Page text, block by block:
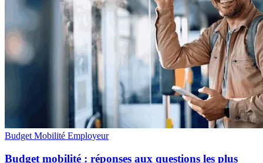
Budget Mobilité Employeur
Budget mobilité : réponses aux questions les plus